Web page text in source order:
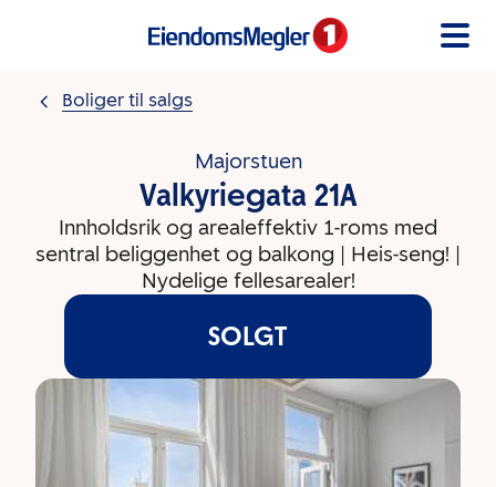
Boliger til salgs
Majorstuen
Valkyriegata 21A
Innholdsrik og arealeffektiv 1-roms med
sentral beliggenhet og balkong | Heis-seng! |
Nydelige fellesarealer!
SOLGT